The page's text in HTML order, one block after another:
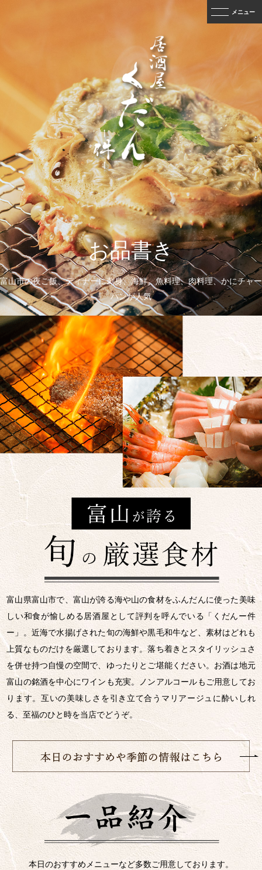
富山市の夜ご飯、ディナーに刺身、海鮮、魚料理、肉料理、かにチャー
ハンが人気
メニュー
お品書き
富山県富山市で、富山が誇る海や山の食材をふんだんに使った美味
しい和食が愉しめる居酒屋として評判を呼んでいる「くだんー件
ー」。近海で水揚げされた旬の海鮮や黒毛和牛など、素材はどれも
上質なものだけを厳選しております。落ち着きとスタイリッシュさ
を併せ持つ自慢の空間で、ゆったりとご堪能ください。お酒は地元
富山の銘酒を中心にワインも充実。ノンアルコールもご用意してお
ります。互いの美味しさを引き立て合うマリアージュに酔いしれ
る、至福のひと時を当店でどうぞ。
本日のおすすめメニューなど多数ご用意しております。